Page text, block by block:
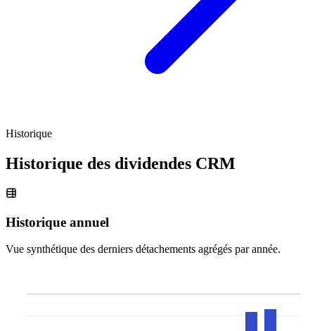
Historique
Historique des dividendes CRM
Historique annuel
Vue synthétique des derniers détachements agrégés par année.